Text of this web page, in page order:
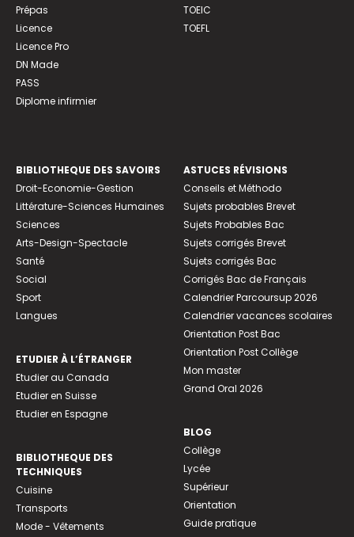
Prépas
Licence
Licence Pro
DN Made
PASS
Diplome infirmier
TOEIC
TOEFL
BIBLIOTHEQUE DES SAVOIRS
Droit-Economie-Gestion
Littérature-Sciences Humaines
Sciences
Arts-Design-Spectacle
Santé
Social
Sport
Langues
ETUDIER À L’ÉTRANGER
Etudier au Canada
Etudier en Suisse
Etudier en Espagne
BIBLIOTHEQUE DES
TECHNIQUES
Cuisine
Transports
Mode - Vêtements
ASTUCES RÉVISIONS
Conseils et Méthodo
Sujets probables Brevet
Sujets Probables Bac
Sujets corrigés Brevet
Sujets corrigés Bac
Corrigés Bac de Français
Calendrier Parcoursup 2026
Calendrier vacances scolaires
Orientation Post Bac
Orientation Post Collège
Mon master
Grand Oral 2026
BLOG
Collège
Lycée
Supérieur
Orientation
Guide pratique